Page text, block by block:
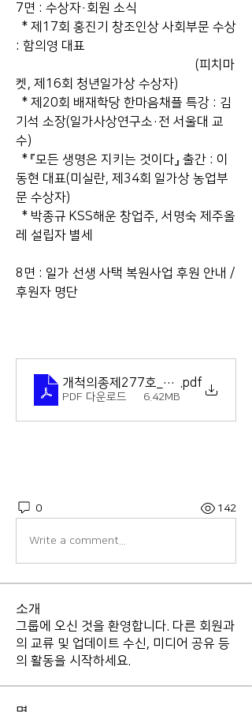
7면 : 수상자·회원 소식
* 제17회 홍진기 창조인상 사회부문 수상
: 함의영 대표
켓, 제16회 청년일가상 수상자)
* 제20회 배재학당 한마음채플 특강 : 김
기석 소장(일가사상연구소·전 서울대 교
수)
* 『모든 생명은 지키는 것이다』 출간 : 이
동현 대표(미실란, 제34회 일가상 농업부
문 수상자)
* 박종규 KSS해운 창업주, 서명숙 제주올
레 설립자 별세
8면 : 일가 선생 사택 복원사업 후원 안내 /
후원자 명단
개척의종제277호_260531
.pdf
PDF 다운로드 • 6.42MB
0 142
Write a comment...
소개
그룹에 오신 것을 환영합니다. 다른 회원과
의 교류 및 업데이트 수신, 미디어 공유 등
의 활동을 시작하세요.